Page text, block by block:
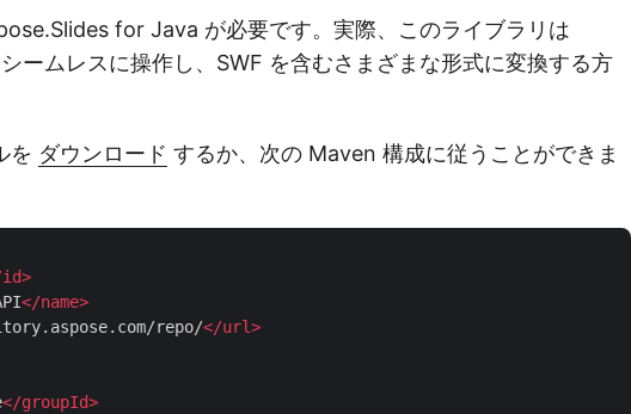
for Java が必要です。実際、このライブラリは
ームレスに操作し、SWF を含むさまざまな形式に変換する方
を ダウンロード するか、次の Maven 構成に従うことができま
id>
</name>
repo/</url>
</groupId>